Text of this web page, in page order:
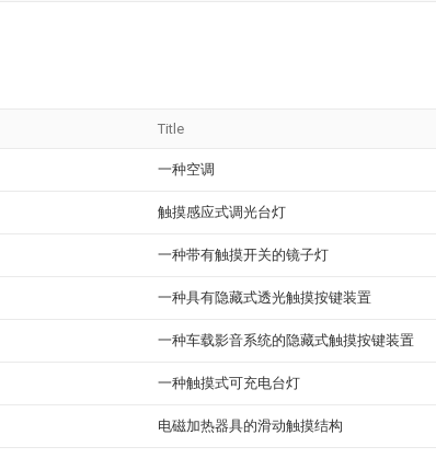
Title
一种空调
触摸感应式调光台灯
一种带有触摸开关的镜子灯
一种具有隐藏式透光触摸按键装置
一种车载影音系统的隐藏式触摸按键装置
一种触摸式可充电台灯
电磁加热器具的滑动触摸结构